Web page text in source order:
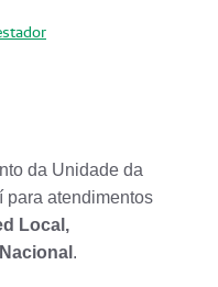
da Unidade da
para atendimentos
Local,
.